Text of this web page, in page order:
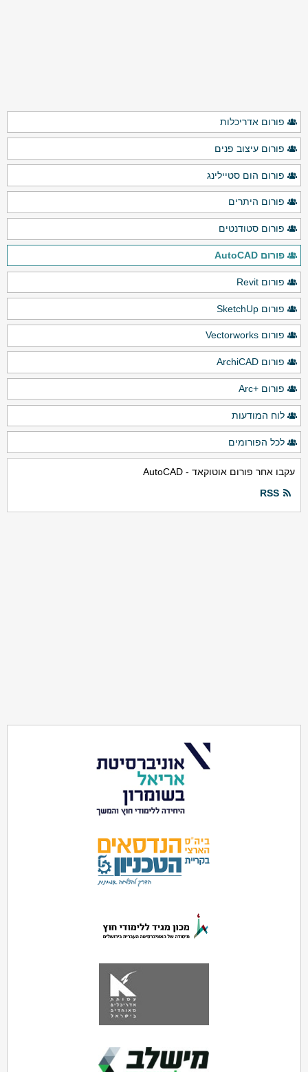
פורום אדריכלות
פורום עיצוב פנים
פורום הום סטיילינג
פורום היתרים
פורום סטודנטים
פורום AutoCAD
פורום Revit
פורום SketchUp
פורום Vectorworks
פורום ArchiCAD
פורום +Arc
לוח המודעות
לכל הפורומים
עקבו אחר פורום אוטוקאד - AutoCAD
RSS